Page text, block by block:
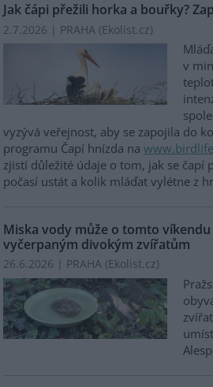
Jak čápi přežili horka a bouřky?
2.7.2026 | PRAHA (Ekolist.cz)
v
vyzývá veřejnost, aby se zapojila do
programu Čapí hnízda na
zjistí důležité údaje o tom, jak se čapí
počasí ustát a kolik mláďat vylétne z
Miska vody může o tomto
vyčerpaným divokým zvířatům
26.6.2026 | PRAHA (Ekolist.cz)